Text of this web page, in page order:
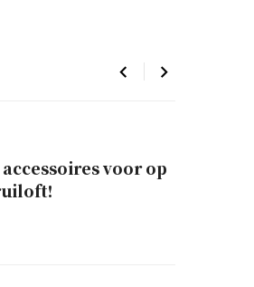
voor op